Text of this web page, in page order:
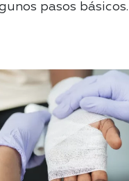
pasos básicos.